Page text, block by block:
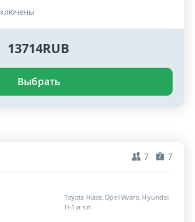
13714RUB
Выбрать
7 7
Toyota Hiace, Opel Vivaro, Hyundai
H-1 и т.п.